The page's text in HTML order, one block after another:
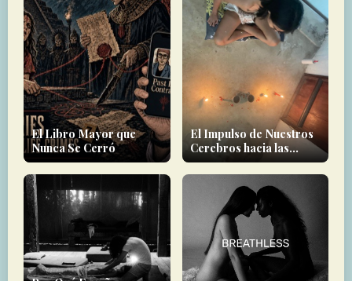
El Libro Mayor que
Nunca Se Cerró
El Impulso de Nuestros
Cerebros hacia las
Experiencias Místicas